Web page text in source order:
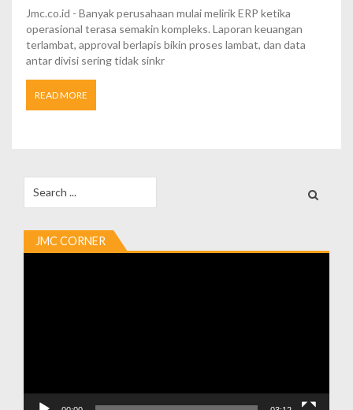
Jmc.co.id - Banyak perusahaan mulai melirik ERP ketika
operasional terasa semakin kompleks. Laporan keuangan
terlambat, approval berlapis bikin proses lambat, dan data
antar divisi sering tidak sinkr
READ MORE
for:
JMC CORNER